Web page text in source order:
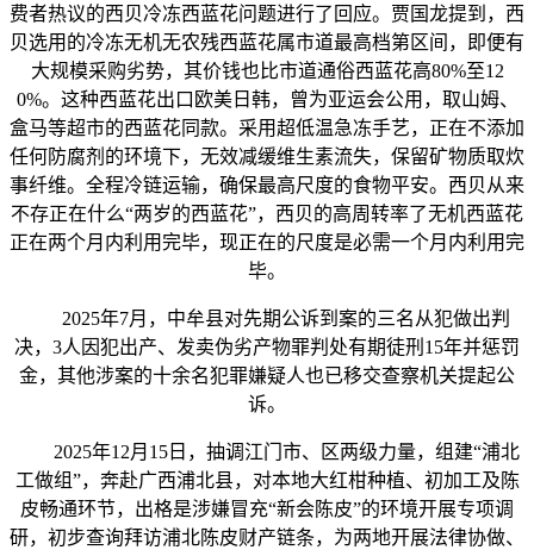
费者热议的西贝冷冻西蓝花问题进行了回应。贾国龙提到，西
贝选用的冷冻无机无农残西蓝花属市道最高档第区间，即便有
大规模采购劣势，其价钱也比市道通俗西蓝花高80%至12
0%。这种西蓝花出口欧美日韩，曾为亚运会公用，取山姆、
盒马等超市的西蓝花同款。采用超低温急冻手艺，正在不添加
任何防腐剂的环境下，无效减缓维生素流失，保留矿物质取炊
事纤维。全程冷链运输，确保最高尺度的食物平安。西贝从来
不存正在什么“两岁的西蓝花”，西贝的高周转率了无机西蓝花
正在两个月内利用完毕，现正在的尺度是必需一个月内利用完
毕。
2025年7月，中牟县对先期公诉到案的三名从犯做出判
决，3人因犯出产、发卖伪劣产物罪判处有期徒刑15年并惩罚
金，其他涉案的十余名犯罪嫌疑人也已移交查察机关提起公
诉。
2025年12月15日，抽调江门市、区两级力量，组建“浦北
工做组”，奔赴广西浦北县，对本地大红柑种植、初加工及陈
皮畅通环节，出格是涉嫌冒充“新会陈皮”的环境开展专项调
研，初步查询拜访浦北陈皮财产链条，为两地开展法律协做、